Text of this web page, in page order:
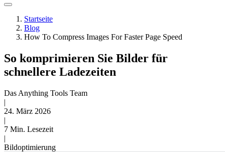
Startseite
Blog
How To Compress Images For Faster Page Speed
So komprimieren Sie Bilder für
schnellere Ladezeiten
Das Anything Tools Team
|
24. März 2026
|
7 Min. Lesezeit
|
Bildoptimierung